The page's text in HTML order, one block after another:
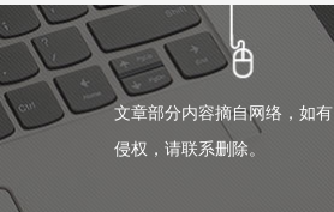
文章部分内容摘自网络，如有
侵权，请联系删除。